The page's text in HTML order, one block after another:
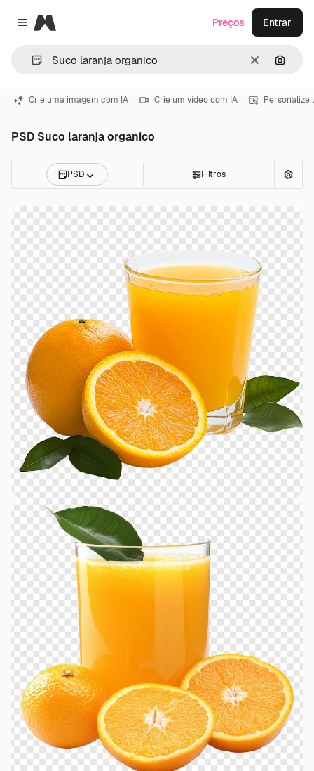
Close menu
Magnific
Limpar
Preços Entrar
Crie uma imagem com IA Crie um vídeo com IA Personalize
PSD Suco laranja organico
PSD Filtros